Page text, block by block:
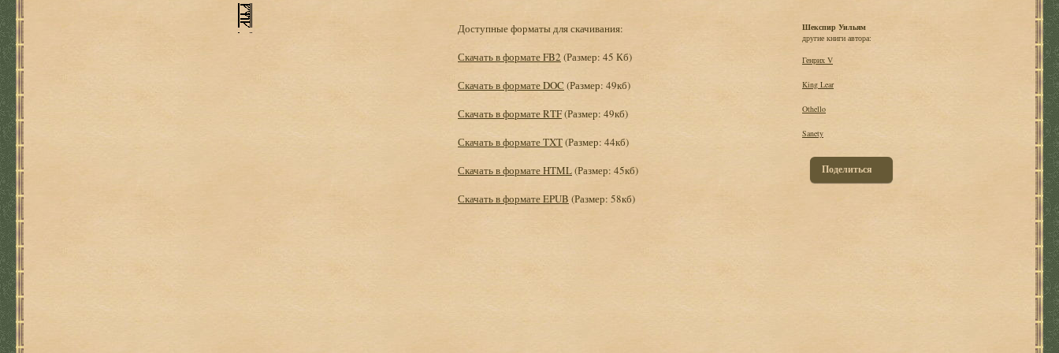
Доступные форматы для скачивания:
Скачать в формате FB2 (Размер: 45 Кб)
Скачать в формате DOC (Размер: 49кб)
Скачать в формате RTF(Размер: 49кб)
Скачать в формате TXT(Размер: 44кб)
Скачать в формате HTML(Размер: 45кб)
Скачать в формате EPUB (Размер: 58кб)
Шекспир Уильям
другие книги автора:
Генрих V
King Lear
Othello
Sanety
Поделиться